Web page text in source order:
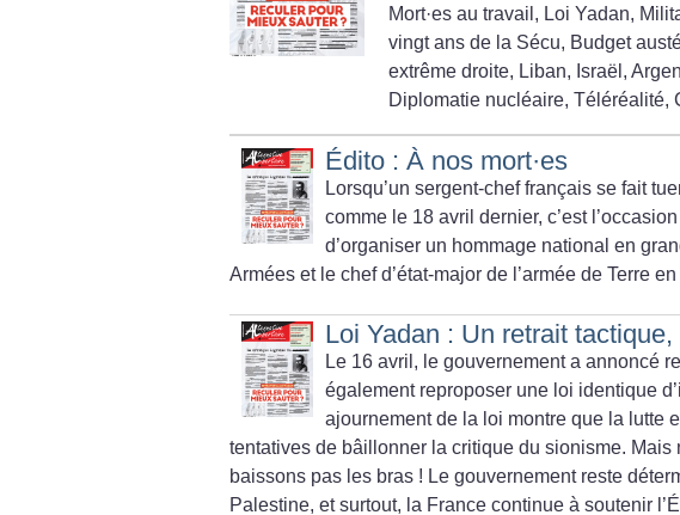
Mort·es au travail, Loi Yadan,
vingt ans de la Sécu, Budget
extrême droite, Liban, Israël,
Diplomatie nucléaire, Téléréalité,
Édito : À nos mort·es
Lorsqu’un sergent-chef français se fait
comme le 18 avril dernier, c’est
d’organiser un hommage national en
Armées et le chef d’état-major de l’armée de Terre
Loi Yadan : Un retrait
Le 16 avril, le gouvernement a annoncé
également reproposer une loi identique
ajournement de la loi montre que la lutte
tentatives de bâillonner la critique du sionisme. Mais
baissons pas les bras ! Le gouvernement reste
Palestine, et surtout, la France continue à soutenir